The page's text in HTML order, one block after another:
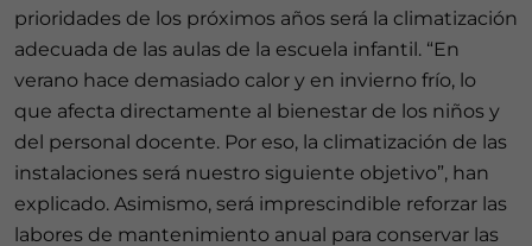
prioridades de los próximos años será la climatización
adecuada de las aulas de la escuela infantil. “En
verano hace demasiado calor y en invierno frío, lo
que afecta directamente al bienestar de los niños y
del personal docente. Por eso, la climatización de las
instalaciones será nuestro siguiente objetivo”, han
explicado. Asimismo, será imprescindible reforzar las
labores de mantenimiento anual para conservar las